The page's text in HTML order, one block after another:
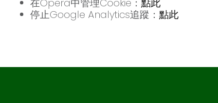
在Opera中管理Cookie： 點此
停止Google Analytics追蹤： 點此